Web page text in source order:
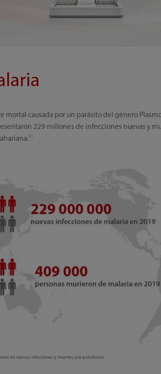
causada por un parásito del género
229 millones de infecciones nuevas y
[1]
de nuevas infecciones y muertes por paludismo